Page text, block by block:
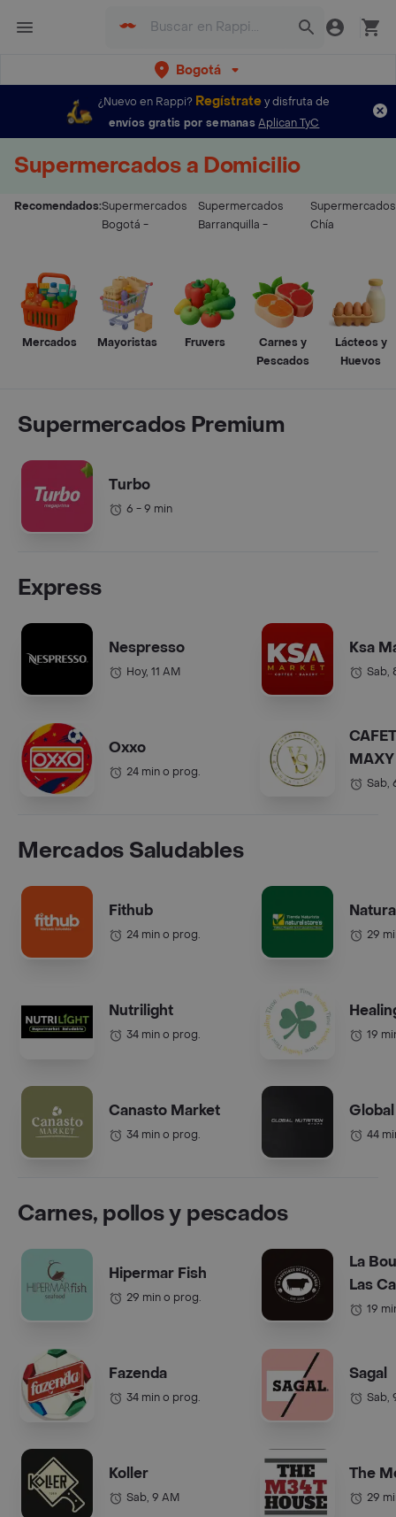
Bogotá
¿Nuevo en Rappi? Regístratey disfruta de
envíos gratis por semanas Aplican TyC
Supermercados a Domicilio
Recomendados:Supermercados
Bogotá -
Supermercados
Barranquilla -
Supermercados
Chía
Mercados Mayoristas Fruvers
Carnes y
Pescados
Lácteos y
Huevos
Supermercados Premium
Turbo
6 - 9 min
Express
Nespresso
Hoy, 11 AM
Oxxo
24 min o prog.
Ksa
Sab,
COL.).
Sab,
Mercados Saludables
Fithub
24 min o prog.
Nutrilight
34 min o prog.
Canasto Market
34 min o prog.
29
19
44
Carnes, pollos y pescados
Hipermar Fish
29 min o prog.
Fazenda
34 min o prog.
Koller
Sab, 9 AM
La
Las
19
Sagal
Sab,
The
29